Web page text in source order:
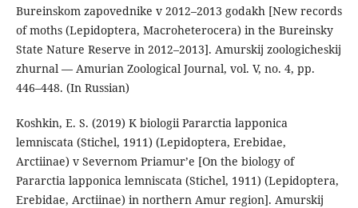
Bureinskom zapovednike v 2012–2013 godakh [New records
of moths (Lepidoptera, Macroheterocera) in the Bureinsky
State Nature Reserve in 2012–2013]. Amurskij zoologicheskij
zhurnal — Amurian Zoological Journal, vol. V, no. 4, pp.
446–448. (In Russian)
Koshkin, E. S. (2019) K biologii Pararctia lapponica
lemniscata (Stichel, 1911) (Lepidoptera, Erebidae,
Arctiinae) v Severnom Priamur’e [On the biology of
Pararctia lapponica lemniscata (Stichel, 1911) (Lepidoptera,
Erebidae, Arctiinae) in northern Amur region]. Amurskij